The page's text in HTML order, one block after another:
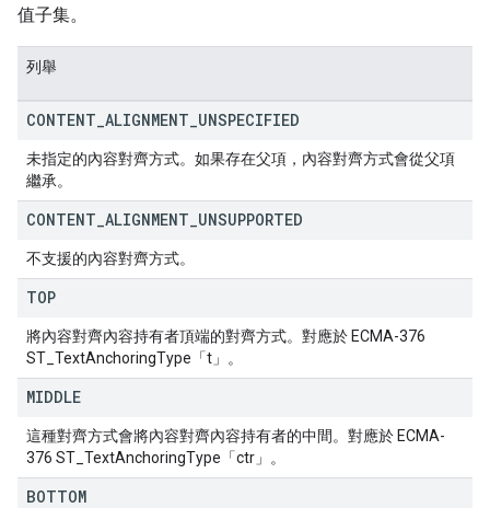
值子集。
列舉
CONTENT ALIGNMENT UNSPECIFIED
未指定的內容對齊方式。如果存在父項，內容對齊方式會從父項
繼承。
CONTENT ALIGNMENT UNSUPPORTED
不支援的內容對齊方式。
TOP
將內容對齊內容持有者頂端的對齊方式。對應於 ECMA-376
ST_TextAnchoringType「t」。
MIDDLE
這種對齊方式會將內容對齊內容持有者的中間。對應於 ECMA-
376 ST_TextAnchoringType「ctr」。
BOTTOM